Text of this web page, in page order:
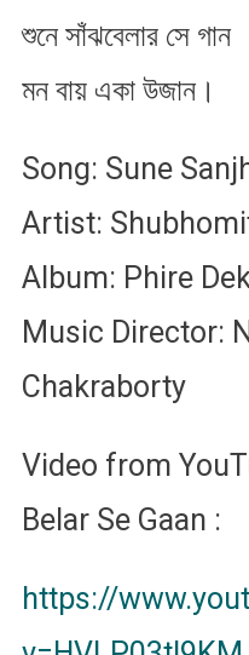
শুনে সাঁঝবেলার সে গান
মন বায় একা উজান।
Song: Sune
Artist:
Album: Phire
Music Director:
Chakraborty
Video from
Belar Se Gaan :
https://